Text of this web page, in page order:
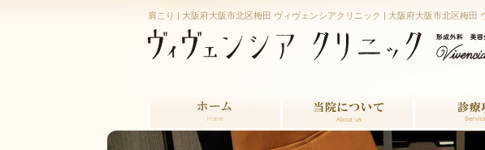
肩こり | 大阪府大阪市北区梅田 ヴィヴェンシアクリニック | 大阪府大阪市北区梅田
ホーム 当院について 診療項目